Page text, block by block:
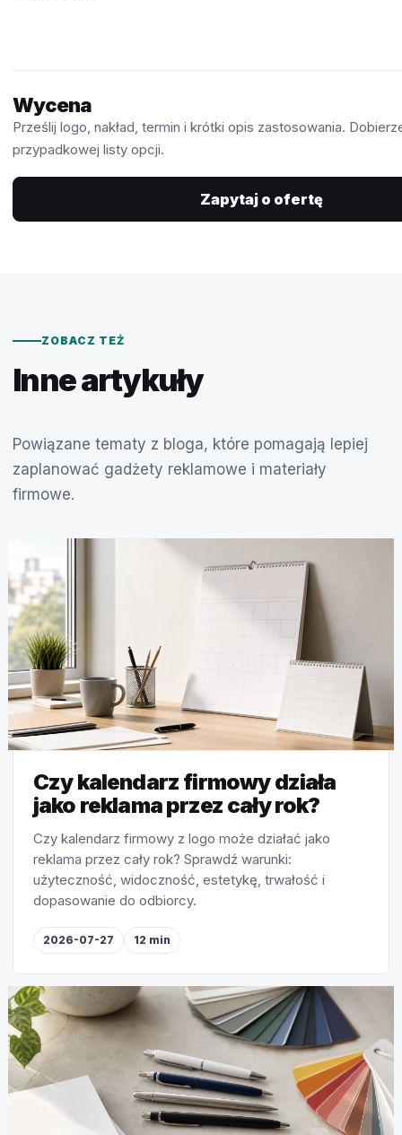
Wycena
Prześlij logo, nakład, termin i krótki opis zastosowania.
przypadkowej listy opcji.
Zapytaj o ofertę
ZOBACZ TEŻ
Inne artykuły
Powiązane tematy z bloga, które pomagają lepiej
zaplanować gadżety reklamowe i materiały
firmowe.
Czy kalendarz firmowy działa
jako reklama przez cały rok?
Czy kalendarz firmowy z logo może działać jako
reklama przez cały rok? Sprawdź warunki:
użyteczność, widoczność, estetykę, trwałość i
dopasowanie do odbiorcy.
2026-07-27 12 min